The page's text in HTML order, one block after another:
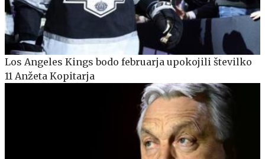
Los Angeles Kings bodo februarja upokojili številko
11 Anžeta Kopitarja